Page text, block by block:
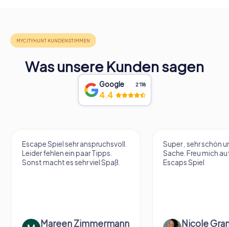
Was unsere Kunden sagen
Google 2‘118
4.4
Escape Spiel sehr anspruchsvoll.
Leider fehlen ein paar Tipps.
Sonst macht es sehr viel Spaß.
Mareen Zimmermann
Super , sehr schön
Sache. Freu mich
Escaps Spiel
Nicole